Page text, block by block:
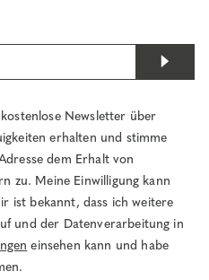
Newsletter über
erhalten und stimme
dem Erhalt von
zu. Meine Einwilligung kann
ist bekannt, dass ich weitere
und der Datenverarbeitung in
einsehen kann und habe